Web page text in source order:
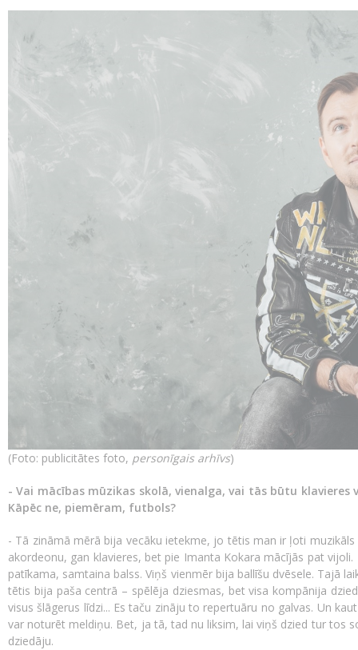
(Foto: publicitātes foto, personīgais arhīvs)
- Vai mācības mūzikas skolā, vienalga, vai tās būtu
Kāpēc ne, piemēram, futbols?
- Tā zināmā mērā bija vecāku ietekme, jo tētis man ir ļoti
akordeonu, gan klavieres, bet pie Imanta Kokara mācījās pat
patīkama, samtaina balss. Viņš vienmēr bija ballīšu dvēsele. Tajā
tētis bija paša centrā – spēlēja dziesmas, bet visa kompānija
visus šlāgerus līdzi... Es taču zināju to repertuāru no galvas. Un
var noturēt meldiņu. Bet, ja tā, tad nu liksim, lai viņš dzied tur tos
dziedāju.